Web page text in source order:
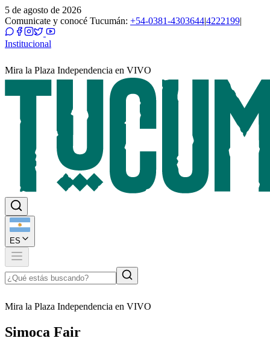
5 de agosto de 2026
Comunicate y conocé Tucumán: +54-0381-4303644|4222199|
Institucional
Mira la Plaza Independencia en VIVO
ES
Mira la Plaza Independencia en VIVO
Simoca Fair